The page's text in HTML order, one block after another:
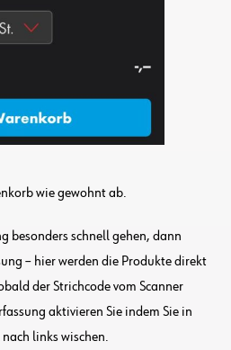
wie gewohnt ab.
besonders schnell gehen, dann
– hier werden die Produkte direkt
der Strichcode vom Scanner
aktivieren Sie indem Sie in
links wischen.